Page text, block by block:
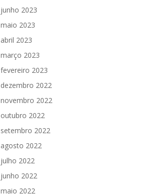
junho 2023
maio 2023
abril 2023
março 2023
fevereiro 2023
dezembro 2022
novembro 2022
outubro 2022
setembro 2022
agosto 2022
julho 2022
junho 2022
maio 2022